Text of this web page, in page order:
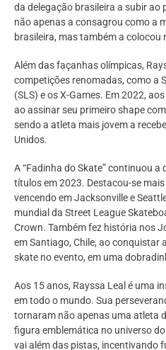
da delegação brasileira a subir ao
não apenas a consagrou como a
brasileira, mas também a colocou
Além das façanhas olímpicas,
competições renomadas, como a
(SLS) e os X-Games. Em 2022,
ao assinar seu primeiro shape
sendo a atleta mais jovem a
Unidos.
A “Fadinha do Skate” continuou
títulos em 2023. Destacou-se
vencendo em Jacksonville e
mundial da Street League
Crown. Também fez história nos
em Santiago, Chile, ao conquistar
skate no evento, em uma
Aos 15 anos, Rayssa Leal é uma
em todo o mundo. Sua
tornaram não apenas uma atleta
figura emblemática no universo
vai além das pistas, incentivando